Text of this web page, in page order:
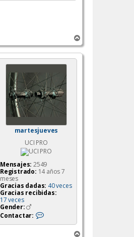
r
r
martesjueves
UCI PRO
Mensajes: 2549
Registrado: 14 años 7
meses
Gracias dadas: 40 veces
Gracias recibidas:
17 veces
Gender:
Contactar:
n